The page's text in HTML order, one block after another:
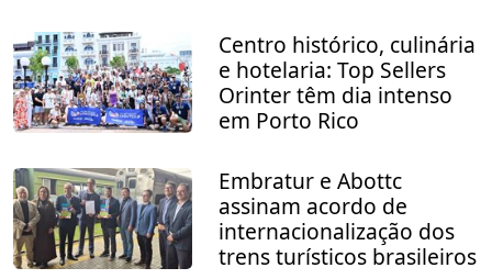
Centro histórico, culinária
e hotelaria: Top Sellers
Orinter têm dia intenso
em Porto Rico
Embratur e Abottc
assinam acordo de
internacionalização dos
trens turísticos brasileiros